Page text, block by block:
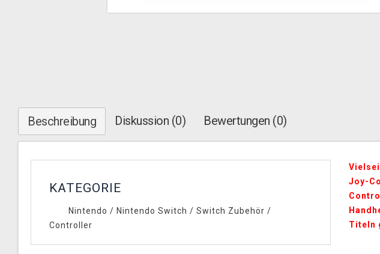
Beschreibung Diskussion (0) Bewertungen (0)
KATEGORIE
Nintendo / Nintendo Switch / Switch Zubehör /
Controller
Joy-
Titeln